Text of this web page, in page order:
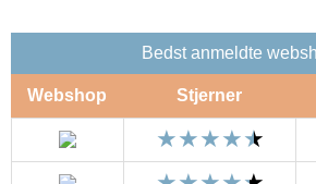
Bedst anmeldte
Webshop Stjerner